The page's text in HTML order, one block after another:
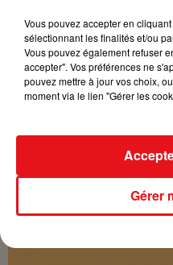
Lieu 68128
Organisateur
https://
neuf.fr/
Vous pouvez accepter en
sélectionnant les finalités et/ou
Vous pouvez également refuser
accepter". Vos préférences ne
pouvez mettre à jour vos choix,
moment via le lien "Gérer les
Gérer